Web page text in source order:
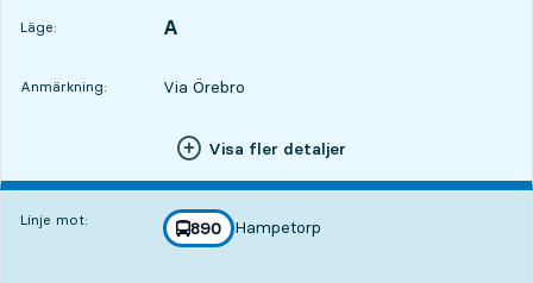
Läge:
LÄGE, A
,
Anmärkning: Via Örebro
Visa fler detaljer
Linje mot: linje
890
mot
Hampetorp
,